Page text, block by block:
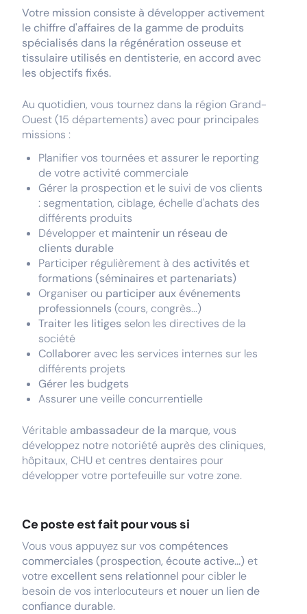
Votre mission consiste à développer activement
le chiffre d'affaires de la gamme de produits
spécialisés dans la régénération osseuse et
tissulaire utilisés en dentisterie, en accord avec
les objectifs fixés.
Au quotidien, vous tournez dans la région Grand-
Ouest (15 départements) avec pour principales
missions :
Planifier vos tournées et assurer le reporting
de votre activité commerciale
Gérer la prospection et le suivi de vos clients
: segmentation, ciblage, échelle d'achats des
différents produits
Développer et maintenir un réseau de
clients durable
Participer régulièrement à des activités et
formations (séminaires et partenariats)
Organiser ou participer aux événements
professionnels (cours, congrès...)
Traiter les litiges selon les directives de la
société
Collaborer avec les services internes sur les
différents projets
Gérer les budgets
Assurer une veille concurrentielle
Véritable ambassadeur de la marque, vous
développez notre notoriété auprès des cliniques,
hôpitaux, CHU et centres dentaires pour
développer votre portefeuille sur votre zone.
Ce poste est fait pour vous si
Vous vous appuyez sur vos compétences
commerciales (prospection, écoute active...) et
votre excellent sens relationnel pour cibler le
besoin de vos interlocuteurs et nouer un lien de
confiance durable.